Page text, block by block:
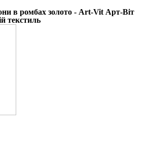
в ромбах золото - Art-Vit Арт-Віт
текстиль